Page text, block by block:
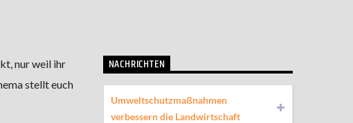
nur weil ihr
stellt euch
NACHRICHTEN
Umweltschutzmaßnahmen
verbessern die Landwirtschaft